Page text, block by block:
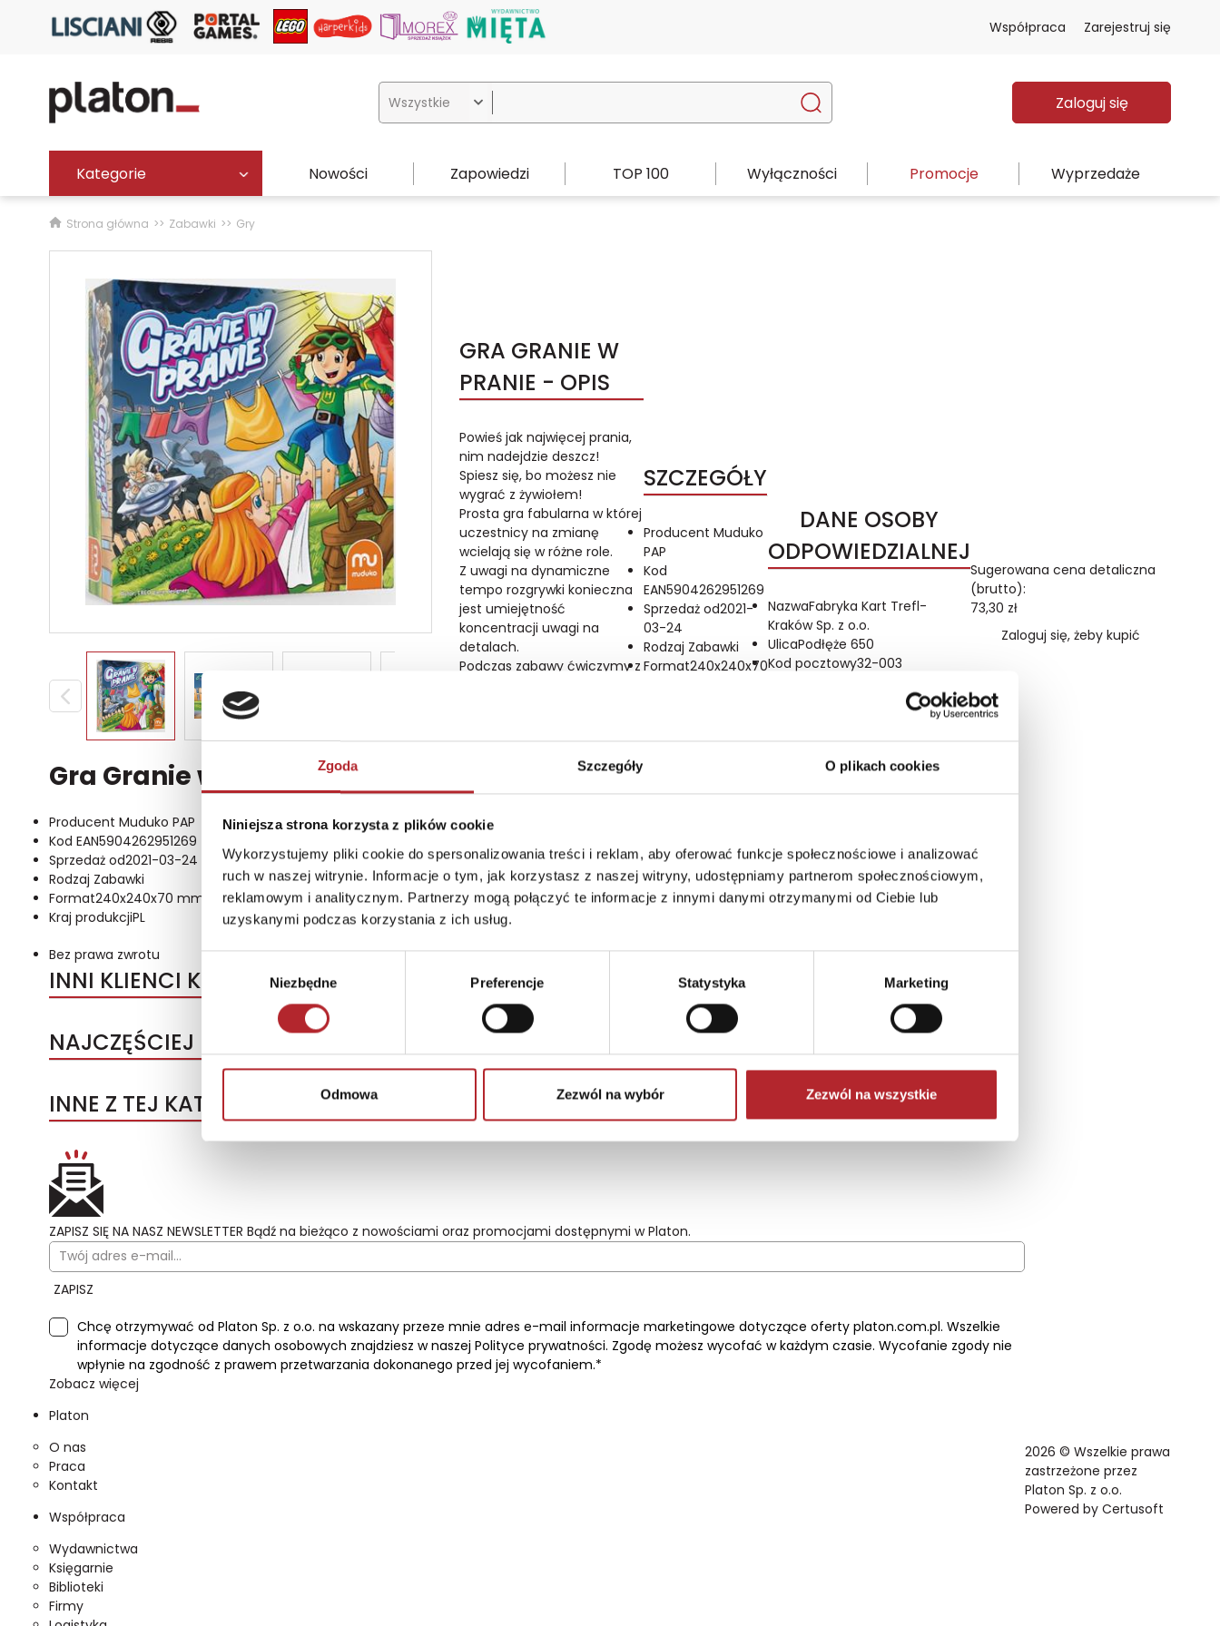
Zgoda Szczegóły O plikach cookies
Niniejsza strona korzysta z plików cookie
Wykorzystujemy pliki cookie do spersonalizowania treści i reklam, aby oferować funkcje społecznościowe i analizować
ruch w naszej witrynie. Informacje o tym, jak korzystasz z naszej witryny, udostępniamy partnerom społecznościowym,
reklamowym i analitycznym. Partnerzy mogą połączyć te informacje z innymi danymi otrzymanymi od Ciebie lub
uzyskanymi podczas korzystania z ich usług.
Niezbędne Preferencje Statystyka Marketing
Odmowa Zezwól na wybór Zezwól na wszystkie
Współpraca Zarejestruj się
 Zaloguj się
Kategorie Nowości Zapowiedzi TOP 100 Wyłączności Promocje Wyprzedaże
Strona główna Zabawki Gry
Gra Granie w pranie
Producent Muduko PAP
Kod EAN5904262951269
Sprzedaż od2021-03-24
Rodzaj Zabawki
Format240x240x70 mm
Kraj produkcjiPL
Bez prawa zwrotu
GRA GRANIE W
PRANIE - OPIS
Powieś jak najwięcej prania,
nim nadejdzie deszcz!
Spiesz się, bo możesz nie
wygrać z żywiołem!
Prosta gra fabularna w której
uczestnicy na zmianę
wcielają się w różne role.
Z uwagi na dynamiczne
tempo rozgrywki konieczna
jest umiejętność
koncentracji uwagi na
detalach.
Podczas zabawy ćwiczymy z
małą motorykę.
Przy okazji podejmujemy
pierwsze obowiązki domowe
dzieci.
Wiek: +7
SZCZEGÓŁY
Producent Muduko
PAP
Kod
EAN5904262951269
Sprzedaż od2021-
03-24
Rodzaj Zabawki
Format240x240x70
prawa zwrotu
DANE OSOBY
ODPOWIEDZIALNEJ
NazwaFabryka Kart Trefl-
Kraków Sp. z o.o.
UlicaPodłęże 650
Kod pocztowy32-003
firma@trefl.krakow.pl
Sugerowana cena detaliczna
(brutto):
73,30 zł
Zaloguj się, żeby kupić
INNI KLIENCI KUPOWALI
NAJCZĘŚCIEJ KUPOWANE
INNE Z TEJ KATEGORII
ZAPISZ SIĘ NA NASZ NEWSLETTER Bądź na bieżąco z nowościami oraz promocjami dostępnymi w Platon.
ZAPISZ
Chcę otrzymywać od Platon Sp. z o.o. na wskazany przeze mnie adres e-mail informacje marketingowe dotyczące oferty platon.com.pl. Wszelkie
informacje dotyczące danych osobowych znajdziesz w naszej Polityce prywatności. Zgodę możesz wycofać w każdym czasie. Wycofanie zgody nie
wpłynie na zgodność z prawem przetwarzania dokonanego przed jej wycofaniem.*
Zobacz więcej
Platon
O nas
Praca
Kontakt
Współpraca
Wydawnictwa
Księgarnie
Biblioteki
Firmy
2026 © Wszelkie prawa
zastrzeżone przez
Platon Sp. z o.o.
Powered by Certusoft